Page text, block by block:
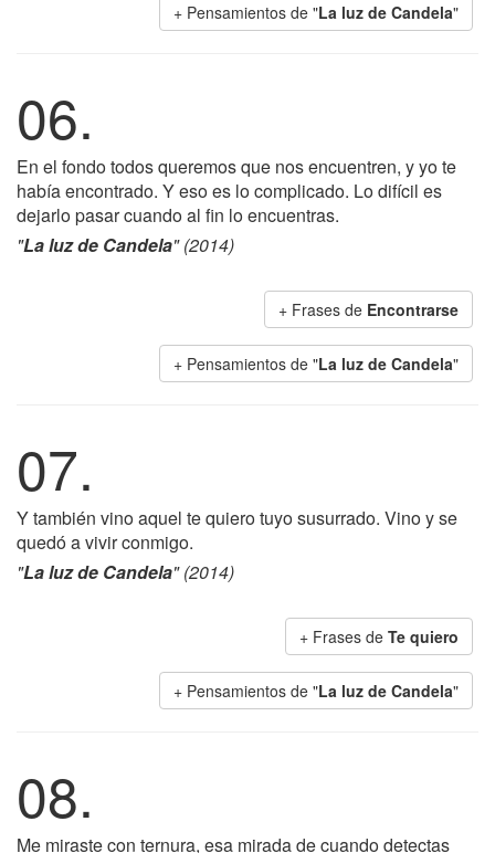
+ Pensamientos de "La luz de Candela"
06.
En el fondo todos queremos que nos encuentren, y yo te
había encontrado. Y eso es lo complicado. Lo difícil es
dejarlo pasar cuando al fin lo encuentras.
"La luz de Candela" (2014)
+ Frases de Encontrarse
+ Pensamientos de "La luz de Candela"
07.
Y también vino aquel te quiero tuyo susurrado. Vino y se
quedó a vivir conmigo.
"La luz de Candela" (2014)
+ Frases de Te quiero
+ Pensamientos de "La luz de Candela"
08.
Me miraste con ternura, esa mirada de cuando detectas